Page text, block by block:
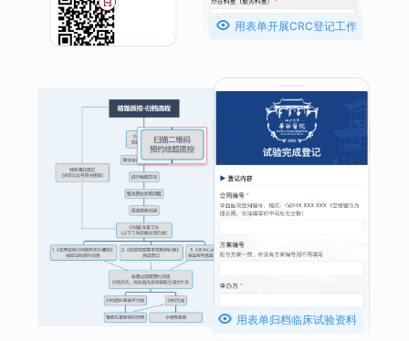
 用表单开展CRC登记工作
 用表单归档临床试验资料